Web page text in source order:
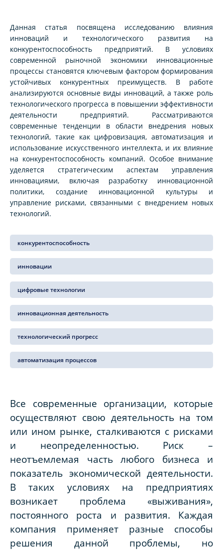
Данная статья посвящена исследованию влияния
инноваций и технологического развития на
конкурентоспособность предприятий. В условиях
современной рыночной экономики инновационные
процессы становятся ключевым фактором формирования
устойчивых конкурентных преимуществ. В работе
анализируются основные виды инноваций, а также роль
технологического прогресса в повышении эффективности
деятельности предприятий. Рассматриваются
современные тенденции в области внедрения новых
технологий, такие как цифровизация, автоматизация и
использование искусственного интеллекта, и их влияние
на конкурентоспособность компаний. Особое внимание
уделяется стратегическим аспектам управления
инновациями, включая разработку инновационной
политики, создание инновационной культуры и
управление рисками, связанными с внедрением новых
технологий.
конкурентоспособность
инновации
цифровые технологии
инновационная деятельность
технологический прогресс
автоматизация процессов
Все современные организации, которые
осуществляют свою деятельность на том
или ином рынке, сталкиваются с рисками
и неопределенностью. Риск –
неотъемлемая часть любого бизнеса и
показатель экономической деятельности.
В таких условиях на предприятиях
возникает проблема «выживания»,
постоянного роста и развития. Каждая
компания применяет разные способы
решения данной проблемы, но